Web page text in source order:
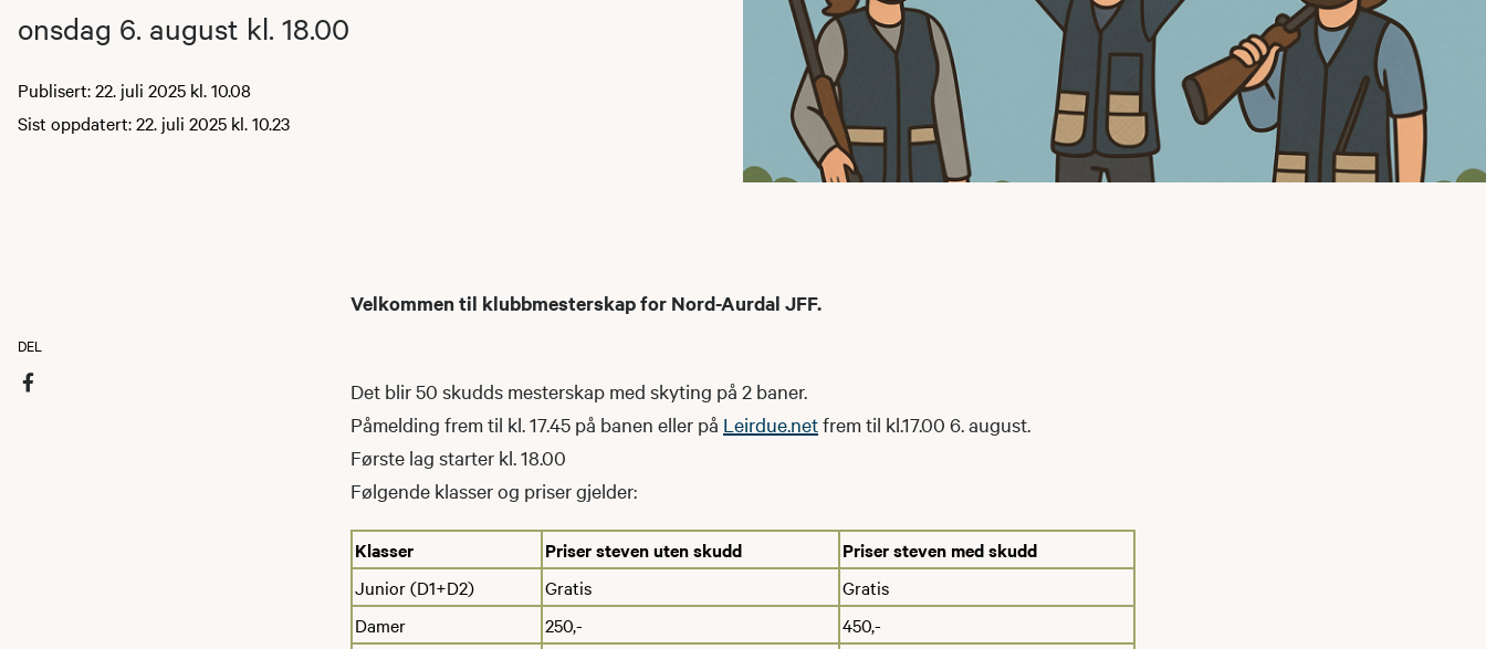
onsdag 6. august kl. 18.00
Publisert: 22. juli 2025 kl. 10.08
Sist oppdatert: 22. juli 2025 kl. 10.23
DEL
Velkommen til klubbmesterskap for Nord-Aurdal JFF.
Det blir 50 skudds mesterskap med skyting på 2 baner.
Påmelding frem til kl. 17.45 på banen eller på Leirdue.netfrem til kl.17.00 6. august.
Første lag starter kl. 18.00
Følgende klasser og priser gjelder:
Klasser Priser steven uten skudd
Priser steven med skudd
Junior (D1+D2)
Gratis
Gratis
Damer
250,-
450,-